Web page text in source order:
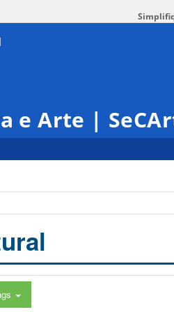
e Arte |